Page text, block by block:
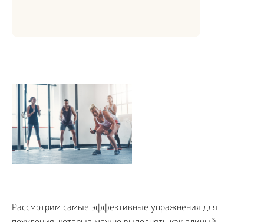
Рассмотрим самые эффективные упражнения для